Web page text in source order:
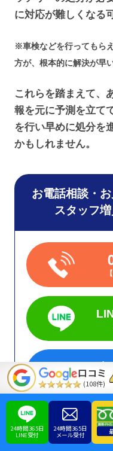
に対応が難しくなる
※車検などを行ってもら
方が、根本的に解決が早
これらを踏まえて、
報を元に予測を立て
を行い早めに処分を
かもしれません。
お電話相談・
スタッフ
メ
電話１本で即日対応
口コミ
(108件)
24時間365日
LINE受付
24時間365日
メール受付